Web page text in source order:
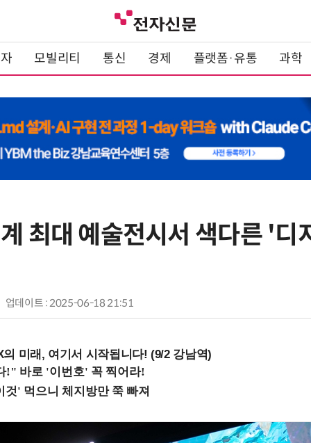
모빌리티 통신 경제 플랫폼·유통 과학
최대 예술전시서 색다른 '디
업데이트 : 2025-06-18 21:51
미래, 여기서 시작됩니다! (9/2 강남역)